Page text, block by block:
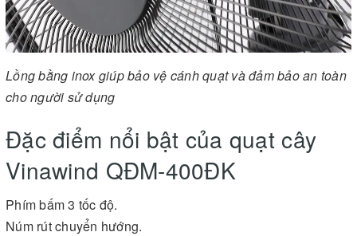
Lồng bằng inox giúp bảo vệ cánh quạt và đảm bảo an toàn
cho người sử dụng
Đặc điểm nổi bật của quạt cây
Vinawind QĐM-400ĐK
Phím bấm 3 tốc độ.
Núm rút chuyển hướng.